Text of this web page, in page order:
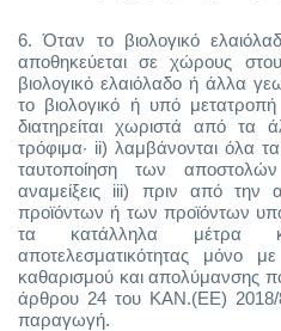
6.
Όταν το βιολογικό
αποθηκεύεται σε χώρους
βιολογικό ελαιόλαδο ή άλλα
το βιολογικό ή υπό
διατηρείται χωριστά από τα
τρόφιμα· ii) λαμβάνονται όλα
ταυτοποίηση των
αναμείξεις iii) πριν από την
προϊόντων ή των προϊόντων
τα κατάλληλα μέτρα
αποτελεσματικότητας μόνο
καθαρισμού και απολύμανσης
άρθρου 24 του ΚΑΝ.(ΕΕ) 2018/
παραγωγή.